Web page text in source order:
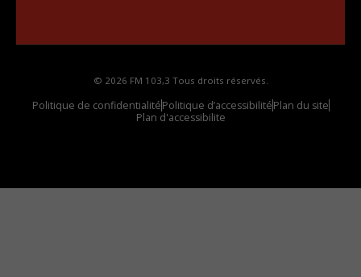
© 2026 FM 103,3 Tous droits réservés.
Politique de confidentialitéPolitique d’accessibilitéPlan du site
Plan d'accessibilite